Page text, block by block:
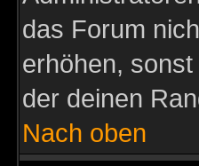
das Forum
erhöhen,
der deinen
Nach oben